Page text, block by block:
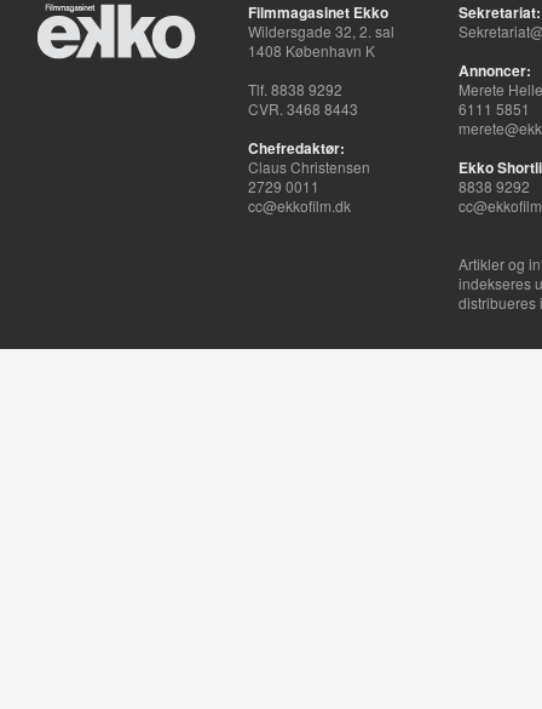
Filmmagasinet Ekko
Wildersgade 32, 2. sal
1408 København K
Tlf. 8838 9292
CVR. 3468 8443
Chefredaktør:
Claus Christensen
2729 0011
cc@ekkofilm.dk
Sekretariat:
Annoncer:
Merete
6111 5851
Ekko
8838 9292
Artikler og
indekseres
distribueres